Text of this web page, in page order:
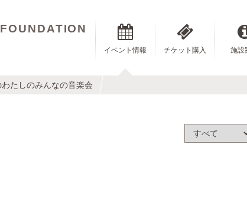
イベント情報 チケット購入 施設
たしのみんなの音楽会